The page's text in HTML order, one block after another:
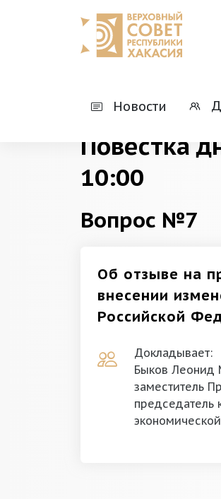
Новости
Повестка
10:00
Вопрос №7
Об отзыве на
внесении
Российской
Докладывает:
Быков Леонид
заместитель
председатель